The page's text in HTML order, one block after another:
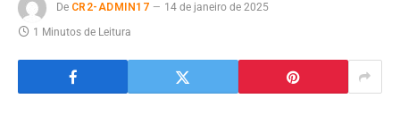
De CR2-ADMIN17
14 de janeiro de 2025
1 Minutos de Leitura